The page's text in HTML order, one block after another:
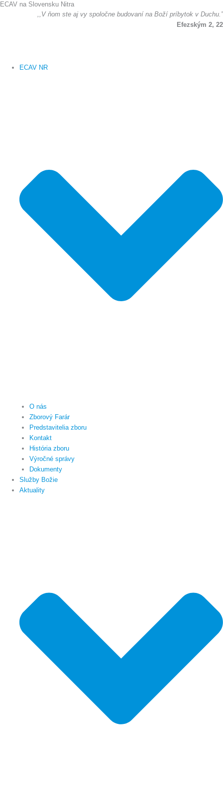
Preskočiť
ECAV na Slovensku Nitra
,,V ňom ste aj vy spoločne budovaní na Boží príbytok v Duchu.”
Efezským 2, 22
ECAV NR
O nás
Zborový Farár
Predstavitelia zboru
Kontakt
História zboru
Výročné správy
Dokumenty
Služby Božie
Aktuality